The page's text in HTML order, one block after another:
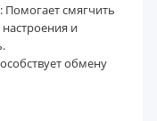
: Помогает смягчить
и
обмену